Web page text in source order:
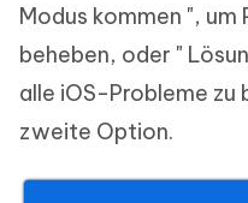
Modus kommen ", um
beheben, oder "
alle iOS-Probleme zu
zweite Option.